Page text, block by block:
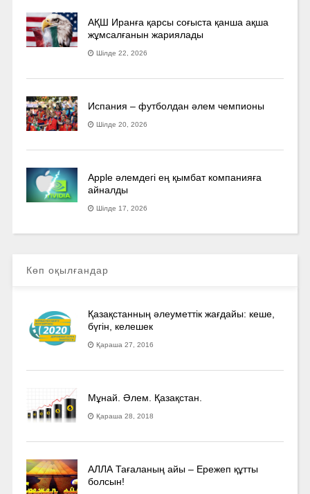
АҚШ Иранға қарсы соғыста қанша ақша
жұмсалғанын жариялады
Шілде 22, 2026
Испания – футболдан әлем чемпионы
Шілде 20, 2026
Apple әлемдегі ең қымбат компанияға
айналды
Шілде 17, 2026
Көп оқылғандар
Қазақстанның әлеуметтік жағдайы: кеше,
бүгін, келешек
Қараша 27, 2016
Мұнай. Әлем. Қазақстан.
Қараша 28, 2018
АЛЛА Тағаланың айы – Ережеп құтты
болсын!